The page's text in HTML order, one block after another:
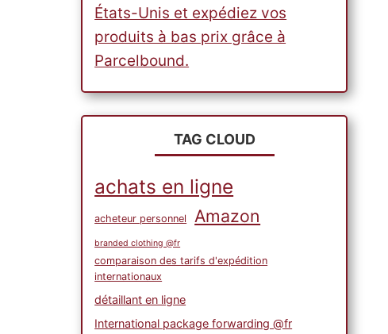
États-Unis et expédiez vos
produits à bas prix grâce à
Parcelbound.
TAG CLOUD
achats en ligne
acheteur personnel Amazon
branded clothing @fr
comparaison des tarifs d'expédition
internationaux
détaillant en ligne
International package forwarding @fr